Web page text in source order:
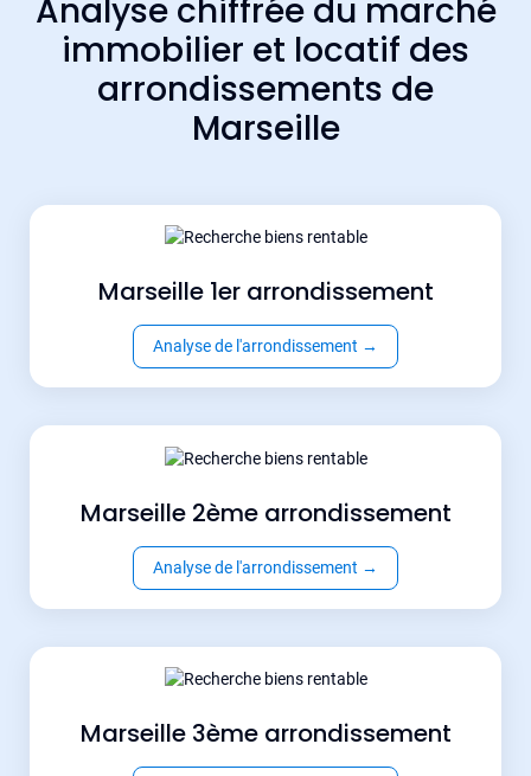
Analyse chiffrée du marché
immobilier et locatif des
arrondissements de
Marseille
Marseille 1er arrondissement
Analyse de l'arrondissement →
Marseille 2ème arrondissement
Analyse de l'arrondissement →
Marseille 3ème arrondissement